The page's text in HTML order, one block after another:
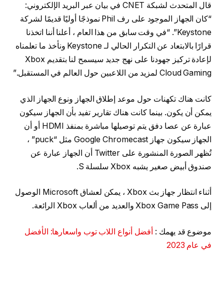
قال المتحدث لشبكة CNET في بيان عبر البريد الإلكتروني:
“كان الجهاز الموجود على رف Phil نموذجًا أوليًا قديمًا لشركة
Keystone”. “في وقت سابق من هذا العام ، أعلنا أننا اتخذنا
قرارًا بالابتعاد عن التكرار الحالي لـ Keystone ونأخذ ما تعلمناه
لإعادة تركيز جهودنا على نهج جديد سيسمح لنا بتقديم Xbox
Cloud Gaming لمزيد من اللاعبين حول العالم في المستقبل.”
كانت هناك تكهنات حول موعد إطلاق الجهاز ونوع الجهاز الذي
يمكن أن يكون. بينما كانت هناك تقارير تفيد بأن الجهاز سيكون
عبارة عن عصا دفق يتم توصيلها مباشرة بمنفذ HDMI أو أن
الجهاز سيكون جهاز Google Chromecast مثل “puck” ،
تُظهر الصورة المنشورة على Twitter أن الجهاز عبارة عن
صندوق أبيض صغير يشبه Xbox سلسلة S.
أثناء انتظار جهاز بث Xbox ، يمكن لعشاق Microsoft الوصول
إلى Xbox Game Pass والعديد من ألعاب Xbox الرائعة.
موضوع قد يهمك : أفضل أنواع اللاب توب واسعارها: الأفضل
في عام 2023